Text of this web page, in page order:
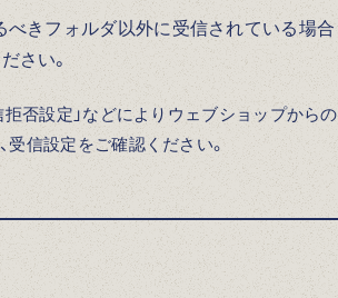
べきフォルダ以外に受信されている場合
さい。
否設定」などによりウェブショップからの
信設定をご確認ください。